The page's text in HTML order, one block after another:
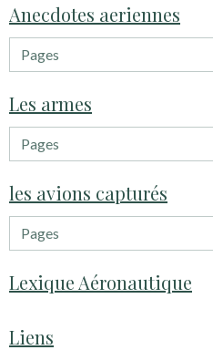
Anecdotes aeriennes
Les armes
les avions capturés
Lexique Aéronautique
Liens